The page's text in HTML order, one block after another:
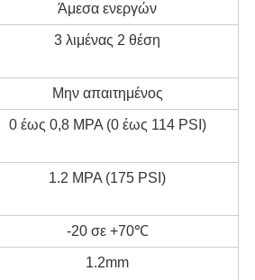
Άμεσα ενεργών
3 λιμένας 2 θέση
Μην απαιτημένος
0 έως 0,8 MPA (0 έως 114 PSI)
1.2 MPA (175 PSI)
-20 σε +70℃
1.2mm